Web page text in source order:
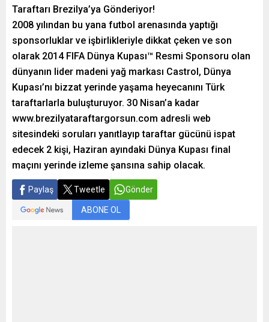
Taraftarı Brezilya’ya Gönderiyor!
2008 yılından bu yana futbol arenasında yaptığı
sponsorluklar ve işbirlikleriyle dikkat çeken ve son
olarak 2014 FIFA Dünya Kupası™ Resmi Sponsoru olan
dünyanın lider madeni yağ markası Castrol, Dünya
Kupası’nı bizzat yerinde yaşama heyecanını Türk
taraftarlarla buluşturuyor. 30 Nisan’a kadar
www.brezilyataraftargorsun.com adresli web
sitesindeki soruları yanıtlayıp taraftar gücünü ispat
edecek 2 kişi, Haziran ayındaki Dünya Kupası final
maçını yerinde izleme şansına sahip olacak.
Paylaş Tweetle Gönder
ABONE OL